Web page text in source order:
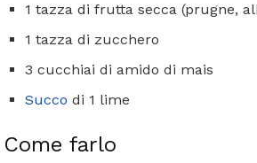
1 tazza di frutta secca (prugne,
1 tazza di zucchero
3 cucchiai di amido di mais
Succo di 1 lime
Come farlo